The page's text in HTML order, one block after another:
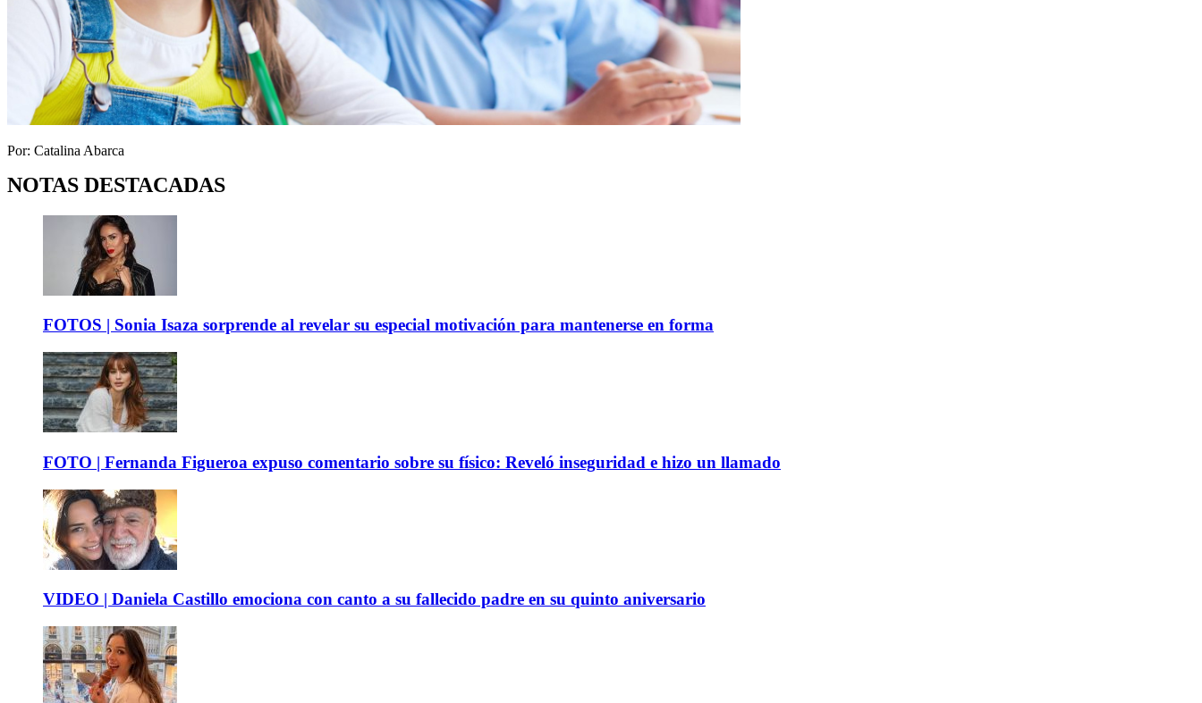
Por: Catalina Abarca
NOTAS DESTACADAS
FOTOS | Sonia Isaza sorprende al revelar su especial motivación para mantenerse en forma
FOTO | Fernanda Figueroa expuso comentario sobre su físico: Reveló inseguridad e hizo un llamado
VIDEO | Daniela Castillo emociona con canto a su fallecido padre en su quinto aniversario